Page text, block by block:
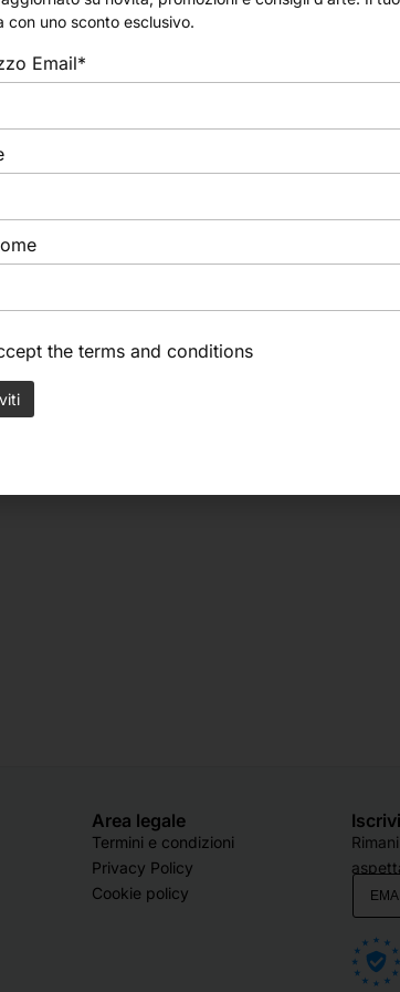
Deka
(Deka)
Area legale
Termini e condizioni
Privacy Policy
Cookie policy
con uno sconto esclusivo.
Email*
the terms and conditions